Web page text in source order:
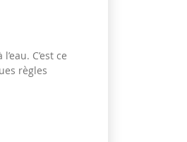
C’est ce
règles